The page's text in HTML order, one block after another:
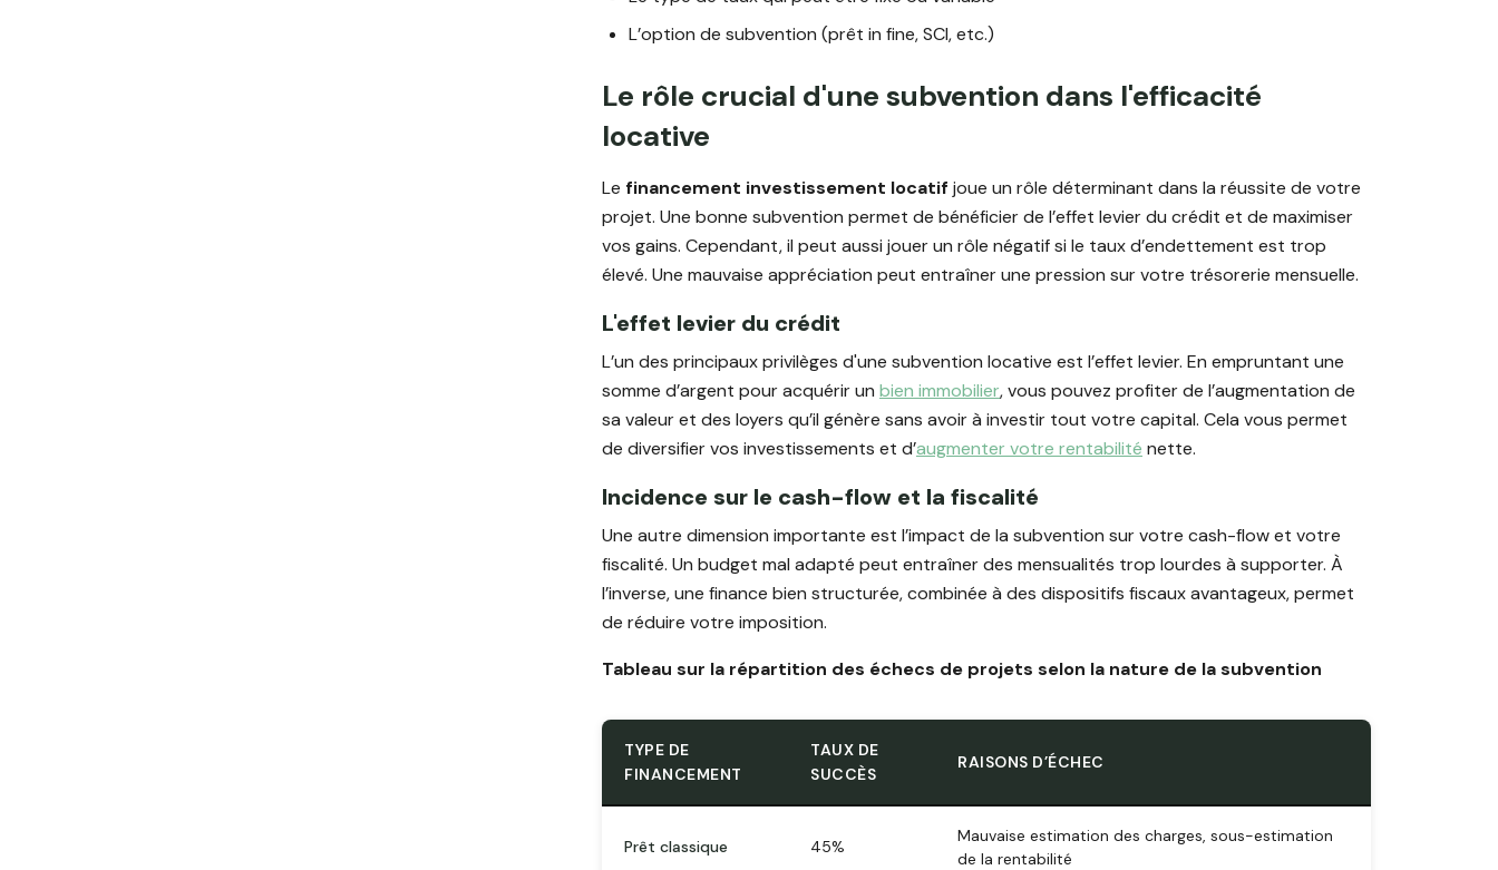
L’option de subvention (prêt in fine, SCI, etc.)
Le rôle crucial d'une subvention dans l'efficacité
locative
Le financement investissement locatif joue un rôle déterminant dans la réussite de votre
projet. Une bonne subvention permet de bénéficier de l’effet levier du crédit et de maximiser
vos gains. Cependant, il peut aussi jouer un rôle négatif si le taux d’endettement est trop
élevé. Une mauvaise appréciation peut entraîner une pression sur votre trésorerie mensuelle.
L'effet levier du crédit
L’un des principaux privilèges d'une subvention locative est l’effet levier. En empruntant une
somme d’argent pour acquérir un bien immobilier, vous pouvez profiter de l’augmentation de
sa valeur et des loyers qu’il génère sans avoir à investir tout votre capital. Cela vous permet
de diversifier vos investissements et d’augmenter votre rentabilité nette.
Incidence sur le cash-flow et la fiscalité
Une autre dimension importante est l’impact de la subvention sur votre cash-flow et votre
fiscalité. Un budget mal adapté peut entraîner des mensualités trop lourdes à supporter. À
l’inverse, une finance bien structurée, combinée à des dispositifs fiscaux avantageux, permet
de réduire votre imposition.
Tableau sur la répartition des échecs de projets selon la nature de la subvention
TYPE DE
FINANCEMENT
TAUX DE
SUCCÈS
RAISONS D’ÉCHEC
Prêt classique 45%
Mauvaise estimation des charges, sous-estimation
de la rentabilité